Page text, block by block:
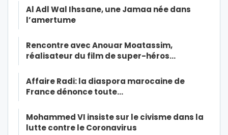
Al Adl Wal Ihssane, une Jamaa née dans
l’amertume
Rencontre avec Anouar Moatassim,
réalisateur du film de super-héros…
Affaire Radi: la diaspora marocaine de
France dénonce toute…
Mohammed VI insiste sur le civisme dans la
lutte contre le Coronavirus